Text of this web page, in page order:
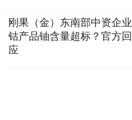
刚果（金）东南部中资企业
钴产品铀含量超标？官方回
应